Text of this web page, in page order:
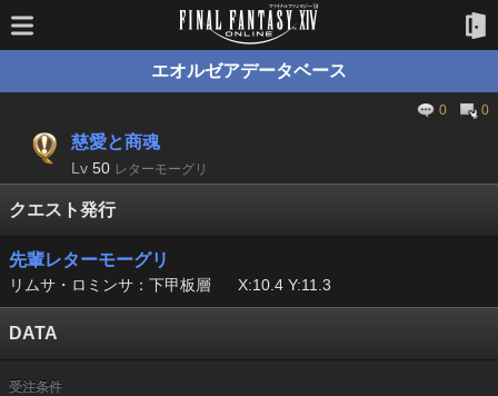
エオルゼアデータベース
0 0
慈愛と商魂
Lv 50 レターモーグリ
クエスト発行
先輩レターモーグリ
リムサ・ロミンサ：下甲板層 X:10.4 Y:11.3
DATA
受注条件